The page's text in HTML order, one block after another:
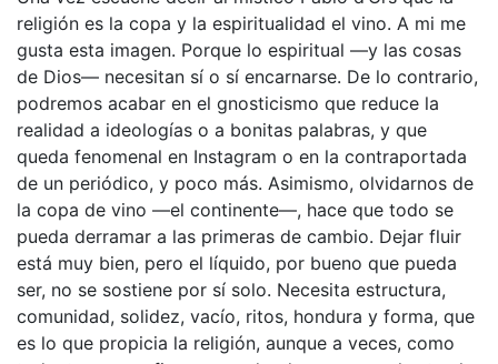
religión es la copa y la espiritualidad el vino. A mi me
gusta esta imagen. Porque lo espiritual —y las cosas
de Dios— necesitan sí o sí encarnarse. De lo contrario,
podremos acabar en el gnosticismo que reduce la
realidad a ideologías o a bonitas palabras, y que
queda fenomenal en Instagram o en la contraportada
de un periódico, y poco más. Asimismo, olvidarnos de
la copa de vino —el continente—, hace que todo se
pueda derramar a las primeras de cambio. Dejar fluir
está muy bien, pero el líquido, por bueno que pueda
ser, no se sostiene por sí solo. Necesita estructura,
comunidad, solidez, vacío, ritos, hondura y forma, que
es lo que propicia la religión, aunque a veces, como